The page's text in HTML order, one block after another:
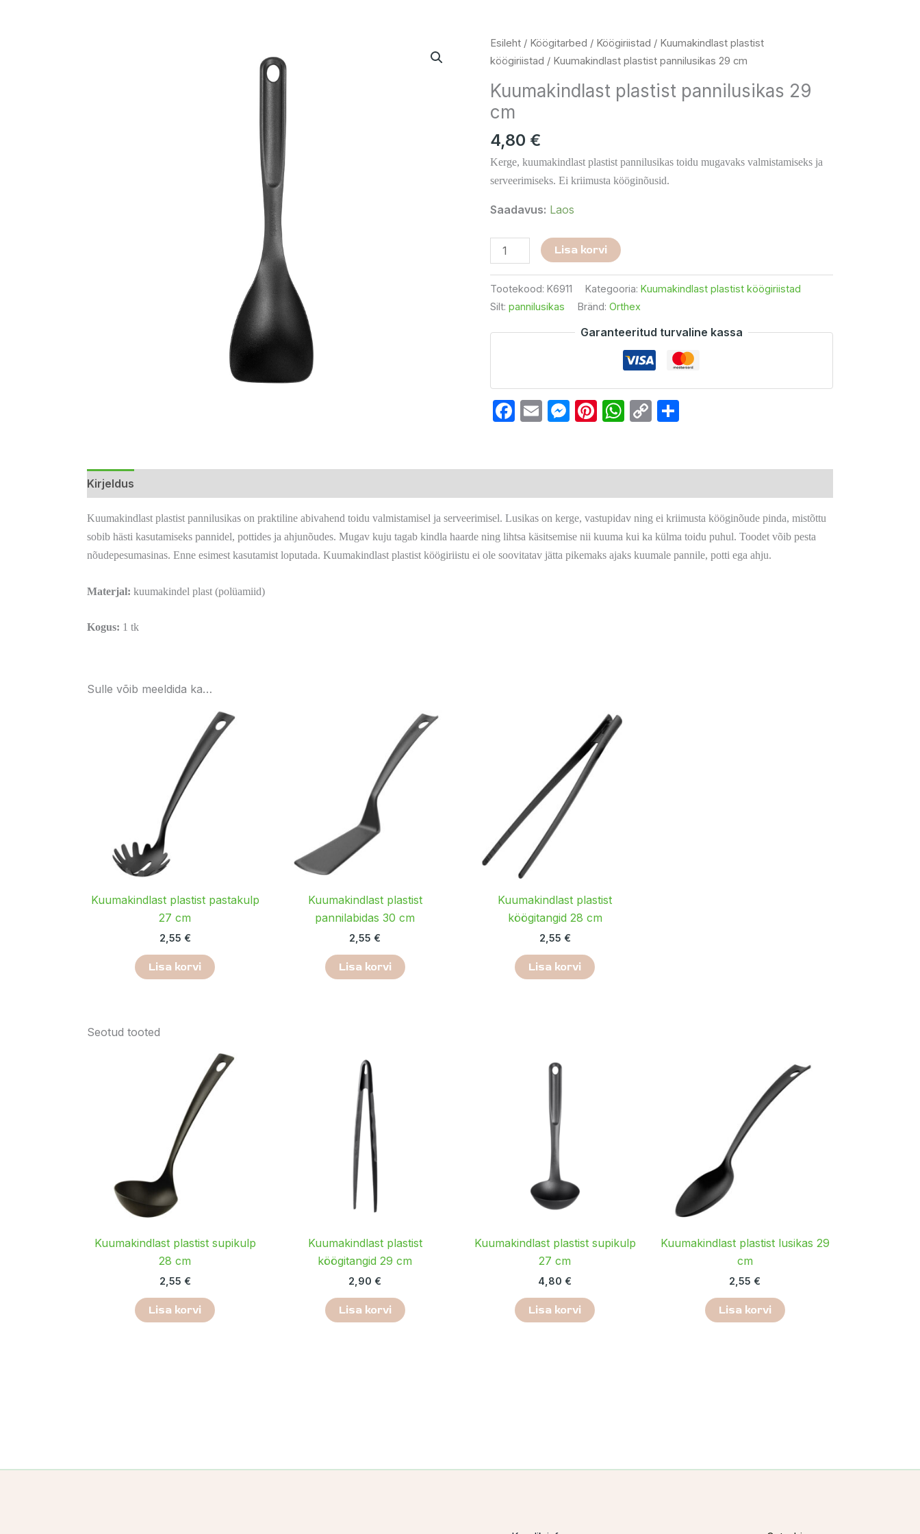
Esileht/ Köögitarbed / Köögiriistad / Kuumakindlast plastist
köögiriistad / Kuumakindlast plastist pannilusikas 29 cm
Kuumakindlast plastist pannilusikas 29
cm
4,80 €
Kerge, kuumakindlast plastist pannilusikas toidu mugavaks valmistamiseks ja
serveerimiseks. Ei kriimusta kööginõusid.
Saadavus: Laos
Kuumakindlast
plastist
29
cm
kogus
Lisa korvi
Tootekood: K6911 Kategooria: Kuumakindlast plastist köögiriistad
Silt: pannilusikas Bränd: Orthex
Garanteeritud turvaline kassa
Facebook
EmailMessenger
Pinterest
WhatsApp
CopyShare
Kirjeldus
Kuumakindlast plastist pannilusikas on praktiline abivahend toidu valmistamisel ja serveerimisel. Lusikas on kerge, vastupidav ning ei kriimusta kööginõude pinda, mistõttu
sobib hästi kasutamiseks pannidel, pottides ja ahjunõudes. Mugav kuju tagab kindla haarde ning lihtsa käsitsemise nii kuuma kui ka külma toidu puhul. Toodet võib pesta
nõudepesumasinas. Enne esimest kasutamist loputada. Kuumakindlast plastist köögiriistu ei ole soovitatav jätta pikemaks ajaks kuumale pannile, potti ega ahju.
Materjal: kuumakindel plast (polüamiid)
Kogus: 1 tk
Sulle võib meeldida ka…
Kuumakindlast plastist pastakulp
27 cm
2,55 €
Lisa korvi
Kuumakindlast plastist
pannilabidas 30 cm
2,55 €
Lisa korvi
Kuumakindlast plastist
köögitangid 28 cm
2,55 €
Lisa korvi
Seotud tooted
Kuumakindlast plastist supikulp
28 cm
2,55 €
Lisa korvi
Kuumakindlast plastist
köögitangid 29 cm
2,90 €
Lisa korvi
Kuumakindlast plastist supikulp
27 cm
4,80 €
Lisa korvi
Kuumakindlast plastist lusikas 29
cm
2,55 €
Lisa korvi